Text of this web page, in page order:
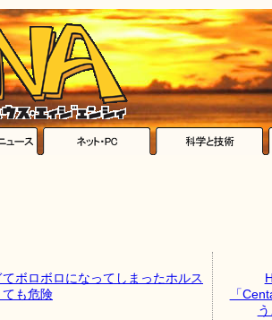
ボロボロになってしまったホルス
ても危険
「